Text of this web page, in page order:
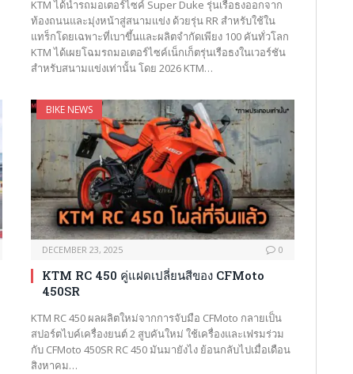
KTM ได้นำรถมอเตอร์ไซค์ Super Duke รุ่นเรือธงออกจาก
ท้องถนนและมุ่งหน้าสู่สนามแข่ง ด้วยรุ่น RR สำหรับใช้ใน
แทร็กโดยเฉพาะที่เบาขึ้นและผลิตจำกัดเพียง 100 คันทั่วโลก
KTM ได้เผยโฉมรถมอเตอร์ไซค์เน็กเก็ตรุ่นเรือธงในเวอร์ชัน
สำหรับสนามแข่งเท่านั้น โดย 2026 KTM…
BIKE NEWS
DECEMBER 23, 2025 0
KTM RC 450 คู่แฝดเปลี่ยนสีของ CFMoto
450SR
KTM RC 450 ผลผลิตใหม่จากการจับมือ CFMoto กลายเป็น
สปอร์ตไบค์เครื่องยนต์ 2 สูบคันใหม่ ใช้เครื่องและเฟรมร่วม
กับ CFMoto 450SR RC 450 มันมายังไง ย้อนกลับไปเมื่อเดือน
สิงหาคม…